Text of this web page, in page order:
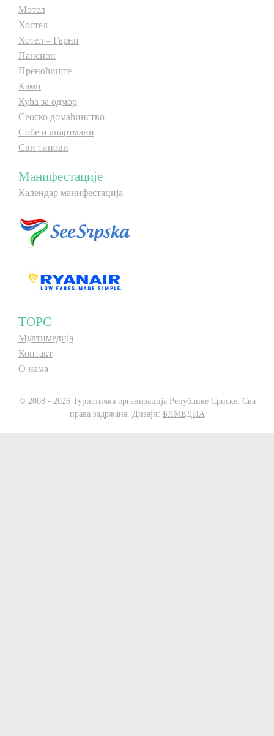
Мотел
Хостел
Хотел – Гарни
Пансион
Преноћиште
Камп
Кућа за одмор
Сеоско домаћинство
Собе и апартмани
Сви типови
Манифестације
Календар манифестација
ТОРС
Мултимедија
Контакт
О нама
© 2008 - 2026 Туристичка организација Републике Српске. Сва
права задржана. Дизајн: БЛМЕДИА